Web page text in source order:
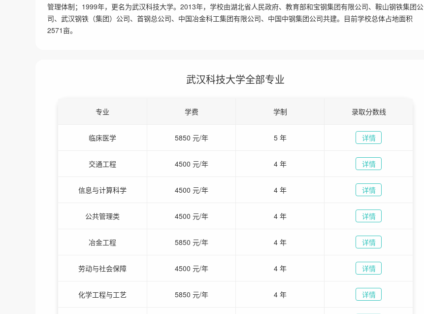
管理体制；1999年，更名为武汉科技大学。2013年，学校由湖北省人民政府、教育部和宝钢集团有限公司、鞍山钢铁集团公
司、武汉钢铁（集团）公司、首钢总公司、中国冶金科工集团有限公司、中国中钢集团公司共建。目前学校总体占地面积
2571亩。
武汉科技大学全部专业
专业 学费 学制 录取分数线
临床医学 5850 元/年 5 年 详情
交通工程 4500 元/年 4 年 详情
信息与计算科学 4500 元/年 4 年 详情
公共管理类 4500 元/年 4 年 详情
冶金工程 5850 元/年 4 年 详情
劳动与社会保障 4500 元/年 4 年 详情
化学工程与工艺 5850 元/年 4 年 详情